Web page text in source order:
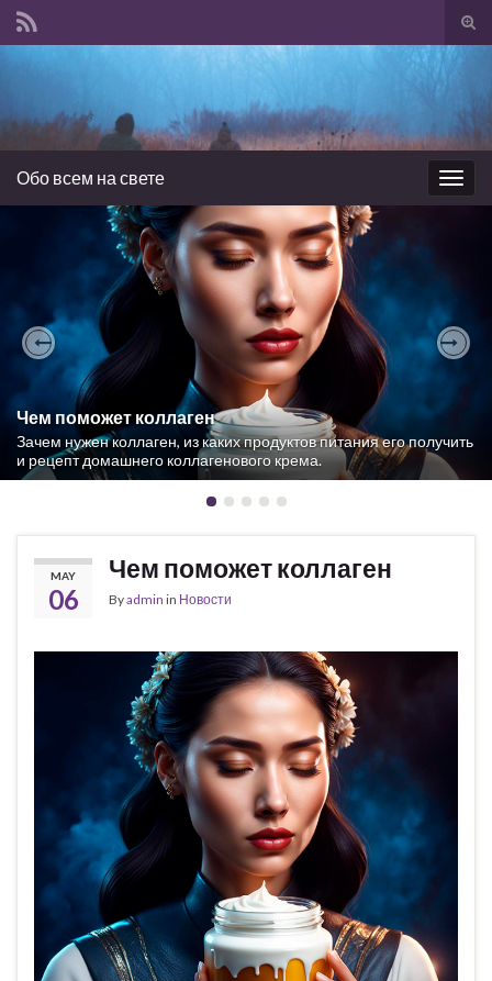
Обо всем на свете
Чем поможет коллаген
Зачем нужен коллаген, из каких продуктов питания его получить
и рецепт домашнего коллагенового крема.
Previous
MAY
06
Чем поможет коллаген
Byadmin in Новости